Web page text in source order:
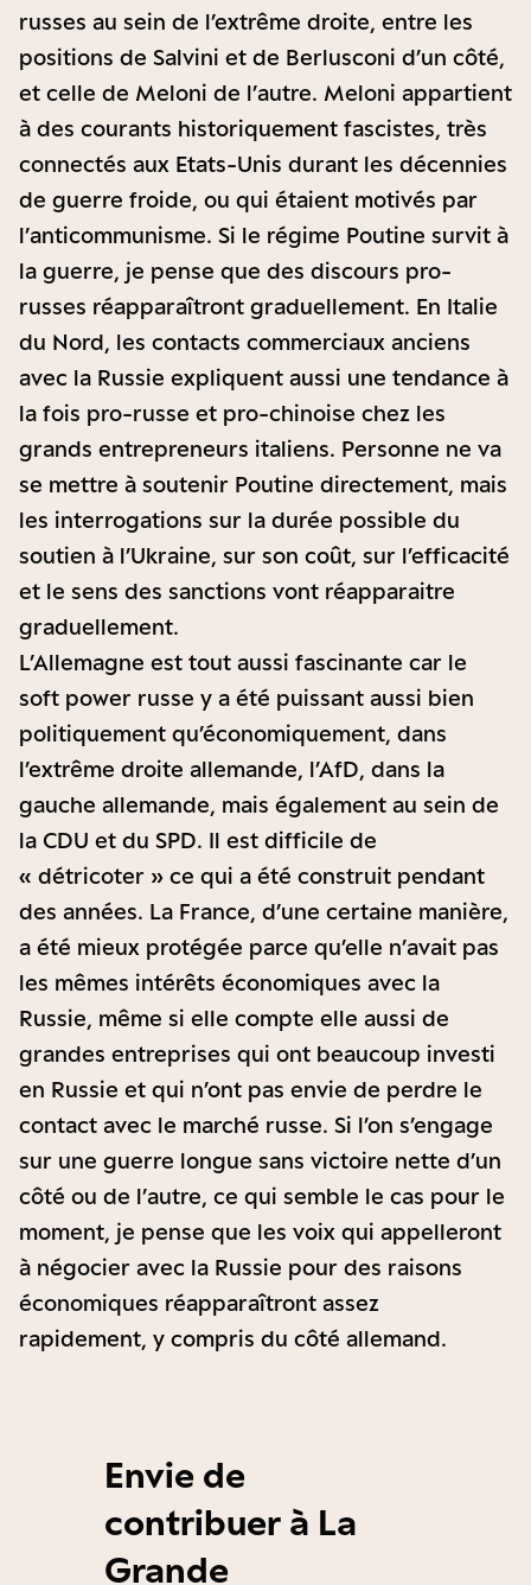
russes au sein de l’extrême droite, entre les
positions de Salvini et de Berlusconi d’un côté,
et celle de Meloni de l’autre. Meloni appartient
à des courants historiquement fascistes, très
connectés aux Etats-Unis durant les décennies
de guerre froide, ou qui étaient motivés par
l’anticommunisme. Si le régime Poutine survit à
la guerre, je pense que des discours pro-
russes réapparaîtront graduellement. En Italie
du Nord, les contacts commerciaux anciens
avec la Russie expliquent aussi une tendance à
la fois pro-russe et pro-chinoise chez les
grands entrepreneurs italiens. Personne ne va
se mettre à soutenir Poutine directement, mais
les interrogations sur la durée possible du
soutien à l’Ukraine, sur son coût, sur l’efficacité
et le sens des sanctions vont réapparaitre
graduellement.
L’Allemagne est tout aussi fascinante car le
soft power russe y a été puissant aussi bien
politiquement qu’économiquement, dans
l’extrême droite allemande, l’AfD, dans la
gauche allemande, mais également au sein de
la CDU et du SPD. Il est difficile de
« détricoter » ce qui a été construit pendant
des années. La France, d’une certaine manière,
a été mieux protégée parce qu’elle n’avait pas
les mêmes intérêts économiques avec la
Russie, même si elle compte elle aussi de
grandes entreprises qui ont beaucoup investi
en Russie et qui n’ont pas envie de perdre le
contact avec le marché russe. Si l’on s’engage
sur une guerre longue sans victoire nette d’un
côté ou de l’autre, ce qui semble le cas pour le
moment, je pense que les voix qui appelleront
à négocier avec la Russie pour des raisons
économiques réapparaîtront assez
rapidement, y compris du côté allemand.
Envie de
contribuer à La
Grande